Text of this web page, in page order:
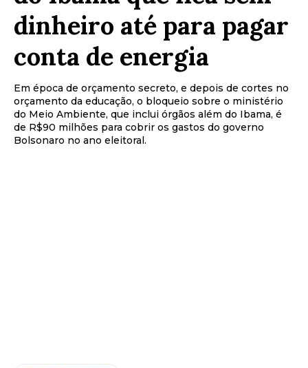
dinheiro até para pagar
conta de energia
Em época de orçamento secreto, e depois de cortes no
orçamento da educação, o bloqueio sobre o ministério
do Meio Ambiente, que inclui órgãos além do Ibama, é
de R$90 milhões para cobrir os gastos do governo
Bolsonaro no ano eleitoral.